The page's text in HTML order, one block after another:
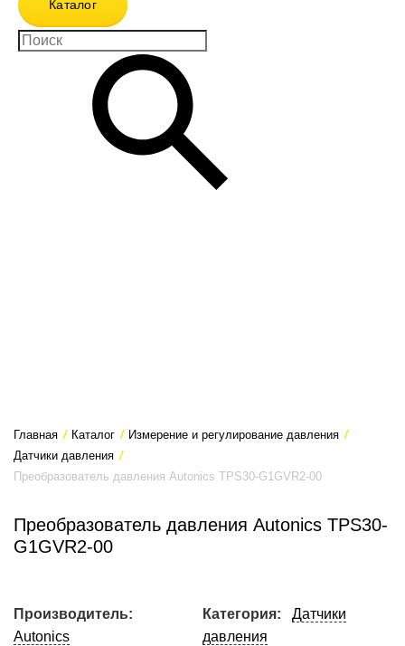
Каталог
Главная / Каталог / Измерение и регулирование давления /
Датчики давления /
Преобразователь давления Autonics TPS30-G1GVR2-00
Преобразователь давления Autonics TPS30-
G1GVR2-00
Производитель:
Autonics
Категория:
Датчики
давления